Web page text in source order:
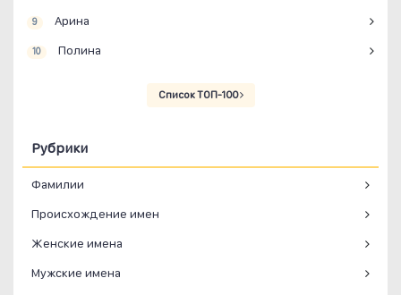
9 Арина
10 Полина
Список ТОП-100
Рубрики
Фамилии
Происхождение имен
Женские имена
Мужские имена